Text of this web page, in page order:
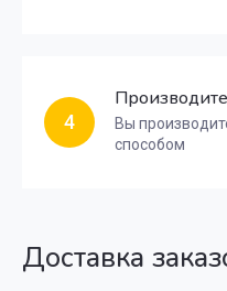
4
Вы
способом
Доставка